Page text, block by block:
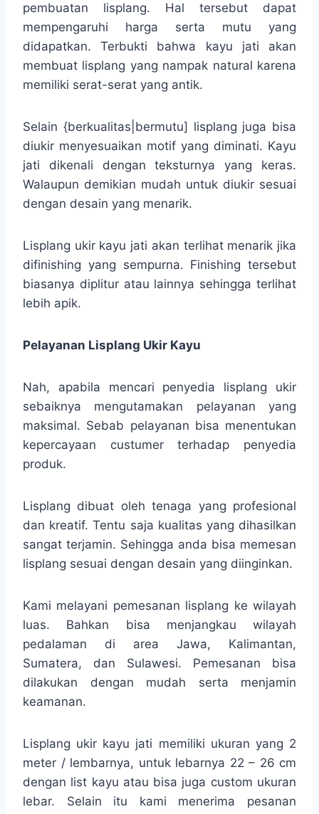
pembuatan lisplang. Hal tersebut dapat
mempengaruhi harga serta mutu yang
didapatkan. Terbukti bahwa kayu jati akan
membuat lisplang yang nampak natural karena
memiliki serat-serat yang antik.
Selain {berkualitas|bermutu] lisplang juga bisa
diukir menyesuaikan motif yang diminati. Kayu
jati dikenali dengan teksturnya yang keras.
Walaupun demikian mudah untuk diukir sesuai
dengan desain yang menarik.
Lisplang ukir kayu jati akan terlihat menarik jika
difinishing yang sempurna. Finishing tersebut
biasanya diplitur atau lainnya sehingga terlihat
lebih apik.
Pelayanan Lisplang Ukir Kayu
Nah, apabila mencari penyedia lisplang ukir
sebaiknya mengutamakan pelayanan yang
maksimal. Sebab pelayanan bisa menentukan
kepercayaan custumer terhadap penyedia
produk.
Lisplang dibuat oleh tenaga yang profesional
dan kreatif. Tentu saja kualitas yang dihasilkan
sangat terjamin. Sehingga anda bisa memesan
lisplang sesuai dengan desain yang diinginkan.
Kami melayani pemesanan lisplang ke wilayah
luas. Bahkan bisa menjangkau wilayah
pedalaman di area Jawa, Kalimantan,
Sumatera, dan Sulawesi. Pemesanan bisa
dilakukan dengan mudah serta menjamin
keamanan.
Lisplang ukir kayu jati memiliki ukuran yang 2
meter / lembarnya, untuk lebarnya 22 – 26 cm
dengan list kayu atau bisa juga custom ukuran
lebar. Selain itu kami menerima pesanan